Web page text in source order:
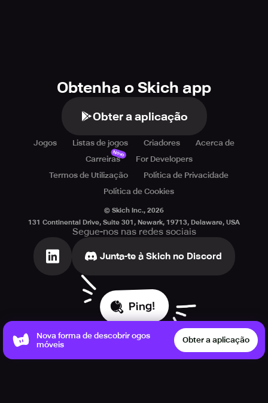
Obtenha o Skich app
Obter a aplicação
Jogos Listas de jogos Criadores
Acerca de
Carreiras
Novo
For Developers
Termos de Utilização
Política de Privacidade
Política de Cookies
© Skich Inc., 2026
131 Continental Drive, Suite 301, Newark, 19713, Delaware, USA
Segue-nos nas redes sociais
Junta-te à Skich no Discord
Ping!
Nova forma de descobrir ogos
móveis
Obter a aplicação